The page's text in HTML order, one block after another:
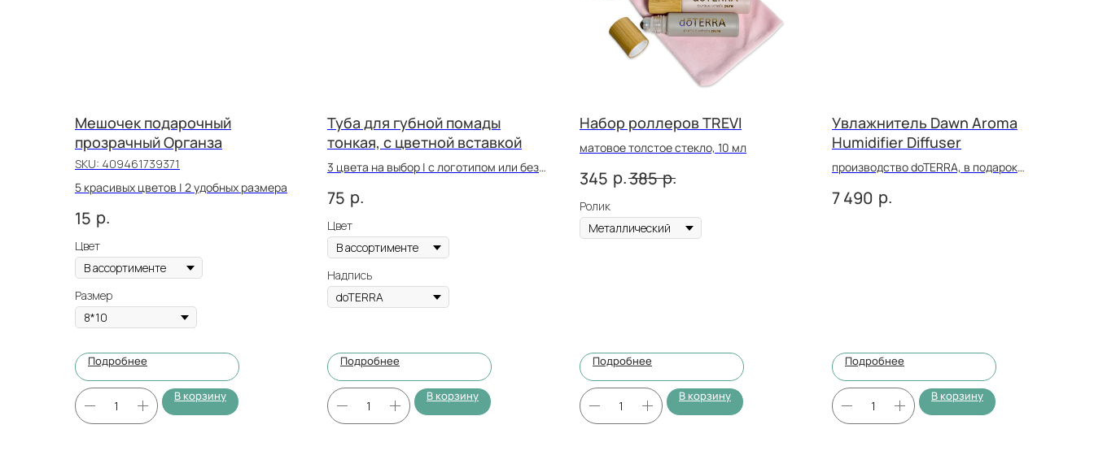
Мешочек подарочный
прозрачный Органза
SKU: 409461739371
5 красивых цветов | 2 удобных размера
15 р.
Цвет
Размер
Подробнее
В корзину
Туба для губной помады
тонкая, с цветной вставкой
3 цвета на выбор | c логотипом или без |
75 р.
Цвет
Надпись
Подробнее
В корзину
Набор роллеров TREVI
матовое толстое стекло, 10 мл
345 р.385 р.
Ролик
Подробнее
В корзину
Увлажнитель Dawn Aroma
Humidifier Diffuser
производство doTERRA, в подарок
Orange 5 мл
7 490 р.
Подробнее
В корзину